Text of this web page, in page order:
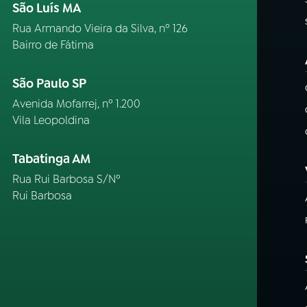
São Luís MA
Rua Armando Vieira da Silva, nº 126
Bairro de Fátima
São Paulo SP
Avenida Mofarrej, nº 1.200
Vila Leopoldina
Tabatinga AM
Rua Rui Barbosa S/Nº
Rui Barbosa